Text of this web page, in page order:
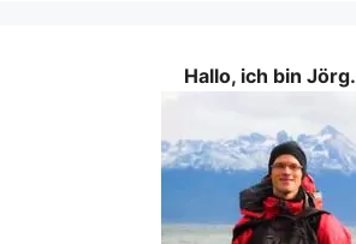
Hallo, ich bin Jörg.